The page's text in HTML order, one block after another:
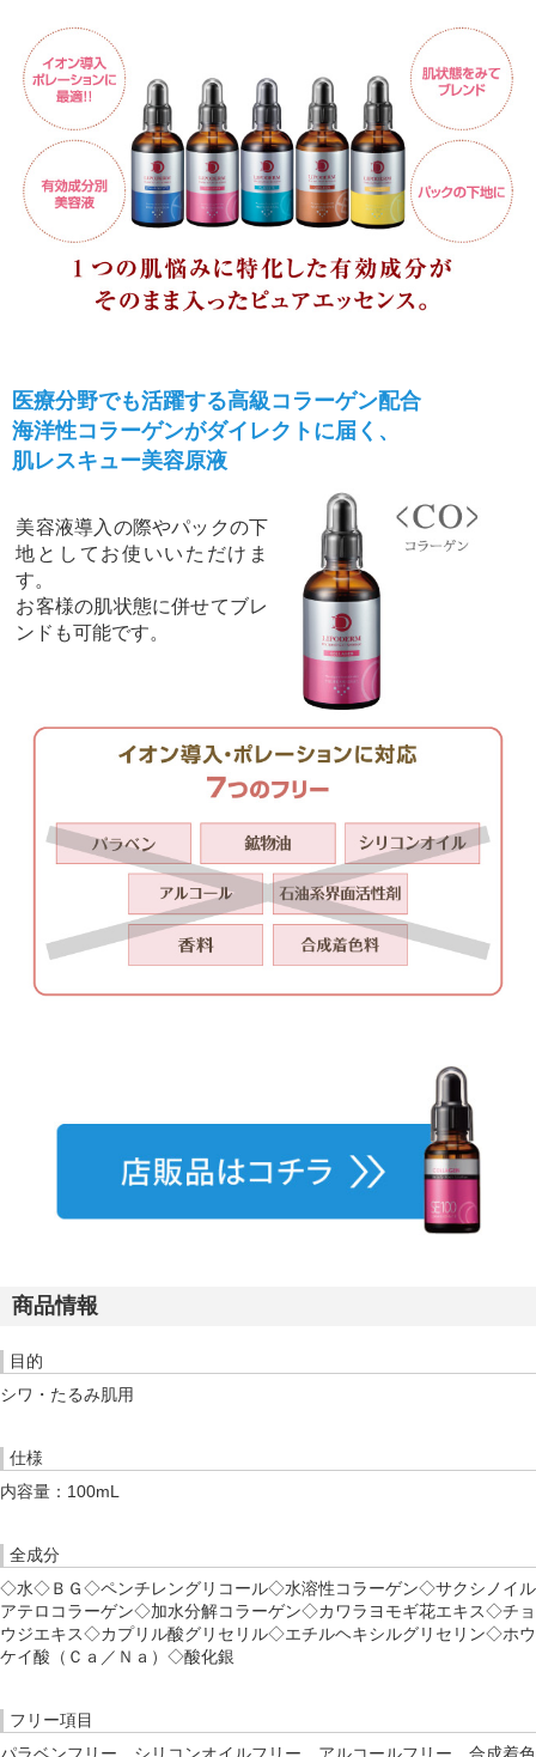
医療分野でも活躍する高級コラーゲン配合
海洋性コラーゲンがダイレクトに届く、
肌レスキュー美容原液
美容液導入の際やパックの下
地としてお使いいただけま
す。
お客様の肌状態に併せてブレ
ンドも可能です。
商品情報
目的
シワ・たるみ肌用
仕様
内容量：100mL
全成分
◇水◇ＢＧ◇ペンチレングリコール◇水溶性コラーゲン◇サクシノイル
アテロコラーゲン◇加水分解コラーゲン◇カワラヨモギ花エキス◇チョ
ウジエキス◇カプリル酸グリセリル◇エチルヘキシルグリセリン◇ホウ
ケイ酸（Ｃａ／Ｎａ）◇酸化銀
フリー項目